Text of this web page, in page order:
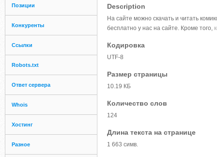
Позиции
Конкуренты
Ссылки
Robots.txt
Ответ сервера
Whois
Хостинг
Разное
Description
На сайте можно скачать и читать
бесплатно у нас на сайте. Кроме того,
Кодировка
UTF-8
Размер страницы
10.19 КБ
Количество слов
124
Длина текста на странице
1 663 симв.